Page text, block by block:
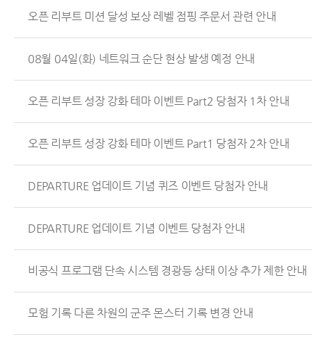
오픈 리부트 미션 달성 보상 레벨 점핑 주문서 관련 안내
08월 04일(화) 네트워크 순단 현상 발생 예정 안내
오픈 리부트 성장 강화 테마 이벤트 Part2 당첨자 1차 안내
오픈 리부트 성장 강화 테마 이벤트 Part1 당첨자 2차 안내
DEPARTURE 업데이트 기념 퀴즈 이벤트 당첨자 안내
DEPARTURE 업데이트 기념 이벤트 당첨자 안내
비공식 프로그램 단속 시스템 경광등 상태 이상 추가 제한 안내
모험 기록 다른 차원의 군주 몬스터 기록 변경 안내